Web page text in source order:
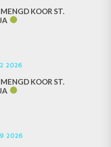
KOOR ST.
2026
KOOR ST.
2026